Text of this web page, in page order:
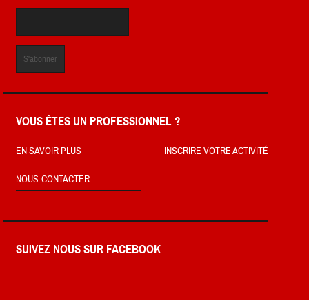
VOUS ÊTES UN PROFESSIONNEL ?
EN SAVOIR PLUS INSCRIRE VOTRE ACTIVITÉ
NOUS-CONTACTER
SUIVEZ NOUS SUR FACEBOOK